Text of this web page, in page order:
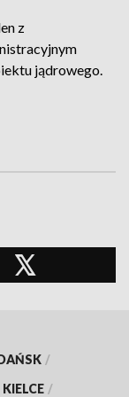
z
jądrowego.
/
KIELCE /